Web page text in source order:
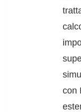
con